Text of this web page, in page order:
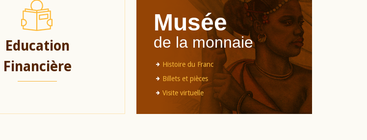
Education
Financière
Musée
de la monnaie
Histoire du Franc
Billets et pièces
Visite virtuelle